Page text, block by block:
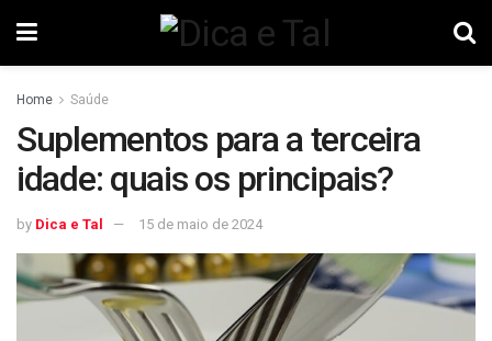
Home Saúde
Suplementos para a terceira
idade: quais os principais?
by Dica e Tal 15 de maio de 2024